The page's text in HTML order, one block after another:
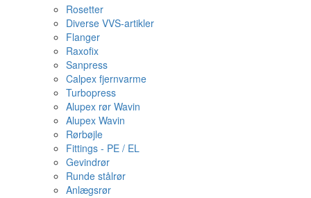
Rosetter
Diverse VVS-artikler
Flanger
Raxofix
Sanpress
Calpex fjernvarme
Turbopress
Alupex rør Wavin
Alupex Wavin
Rørbøjle
Fittings - PE / EL
Gevindrør
Runde stålrør
Anlægsrør